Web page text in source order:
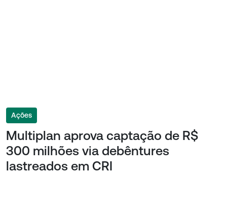
Ações
Multiplan aprova captação de R$
300 milhões via debêntures
lastreados em CRI